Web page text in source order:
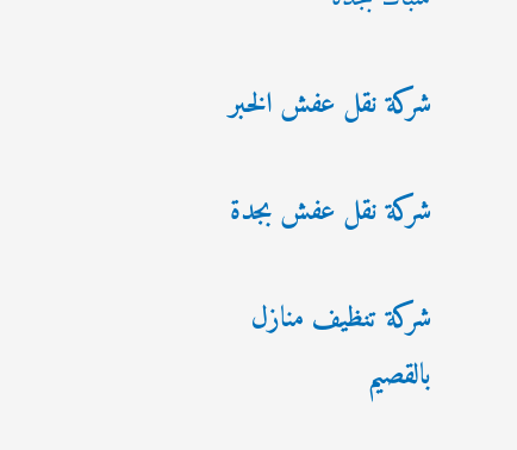
شركة نقل عفش الخبر
شركة نقل عفش بجدة
شركة تنظيف منازل
بالقصيم